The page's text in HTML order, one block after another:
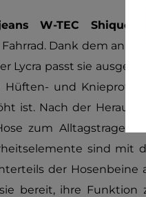
W-TEC Shiquet
Dank dem
Lycra passt sie
und
ist. Nach der
zum Alltagstragen
sind mit
der Hosenbeine
bereit, ihre